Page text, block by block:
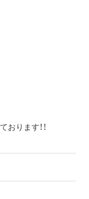
ります！！